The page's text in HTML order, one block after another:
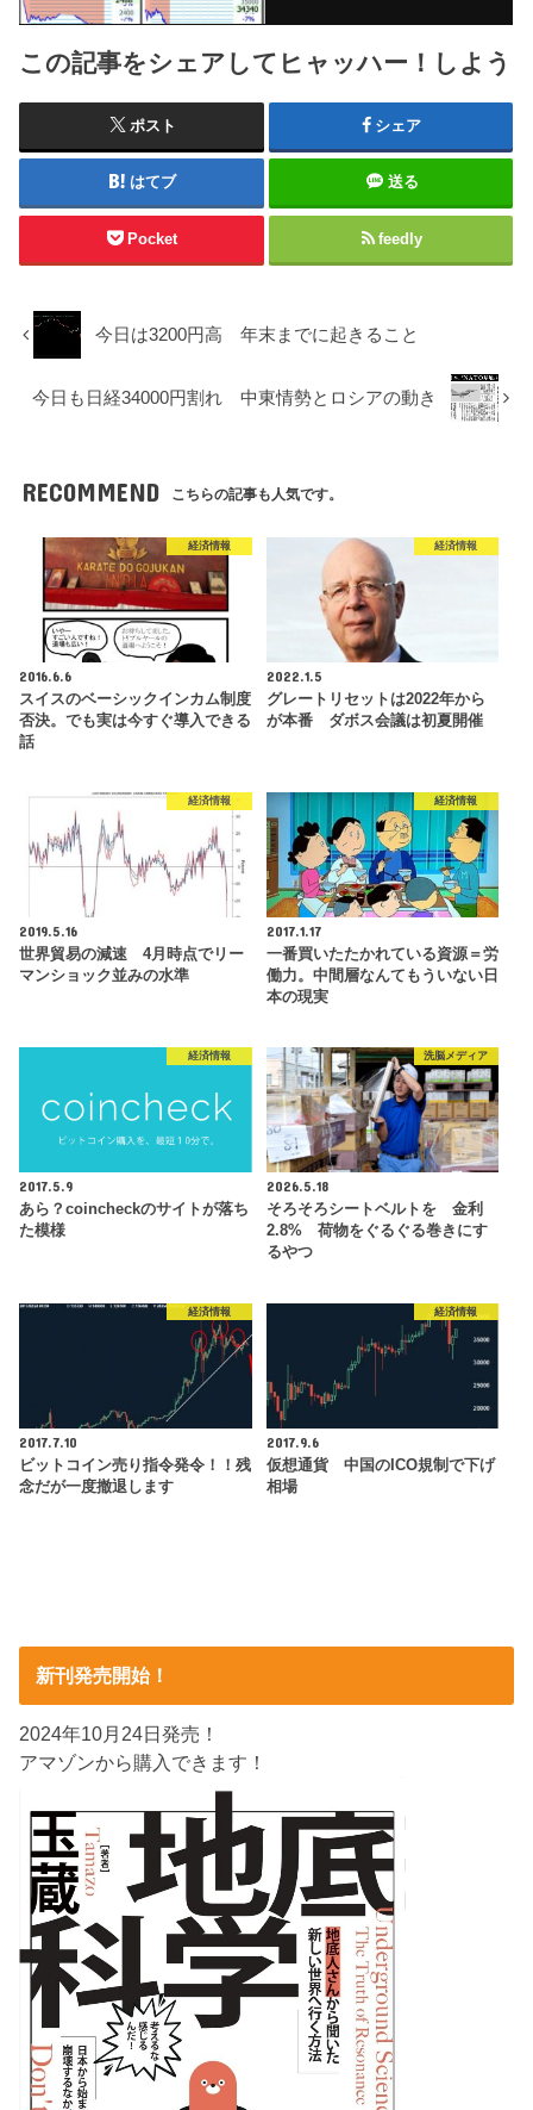
この記事をシェアしてヒャッハー！しよう
ポスト シェア
はてブ 送る
Pocket feedly
今日は3200円高 年末までに起きること
今日も日経34000円割れ 中東情勢とロシアの動き
RECOMMEND こちらの記事も人気です。
経済情報
2016.6.6
スイスのベーシックインカム制度
否決。でも実は今すぐ導入できる
話
経済情報
2022.1.5
グレートリセットは2022年から
が本番 ダボス会議は初夏開催
経済情報
2019.5.16
世界貿易の減速 4月時点でリー
マンショック並みの水準
経済情報
2017.1.17
一番買いたたかれている資源＝労
働力。中間層なんてもういない日
本の現実
経済情報
2017.5.9
あら？coincheckのサイトが落ち
た模様
洗脳メディア
2026.5.18
そろそろシートベルトを 金利
2.8% 荷物をぐるぐる巻きにす
るやつ
経済情報
2017.7.10
ビットコイン売り指令発令！！残
念だが一度撤退します
経済情報
2017.9.6
仮想通貨 中国のICO規制で下げ
相場
新刊発売開始！
2024年10月24日発売！
アマゾンから購入できます！